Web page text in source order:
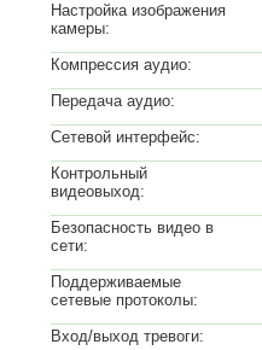
Настройка изображения
камеры:
Компрессия аудио:
Передача аудио:
Сетевой интерфейс:
Контрольный
видеовыход:
Безопасность видео в
сети:
Поддерживаемые
сетевые протоколы:
Вход/выход тревоги: